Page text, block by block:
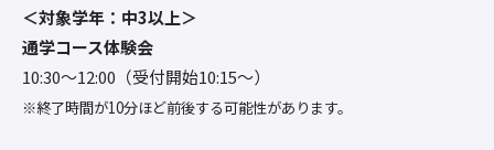
＜対象学年：中3以上＞
通学コース体験会
10:30〜12:00（受付開始10:15～）
※終了時間が10分ほど前後する可能性があります。